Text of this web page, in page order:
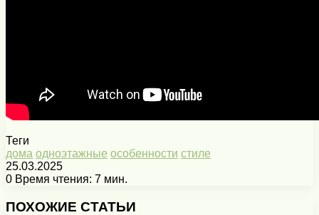
Теги
дома одноэтажные особенности стиле
25.03.2025
0 Время чтения: 7 мин.
ПОХОЖИЕ СТАТЬИ